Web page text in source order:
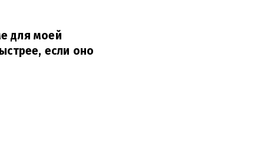
для моей
если оно